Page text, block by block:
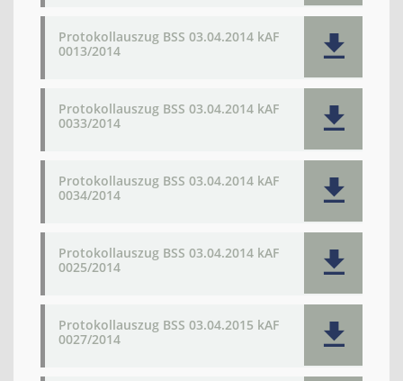
Protokollauszug BSS 03.04.2014 kAF
0013/2014
Protokollauszug BSS 03.04.2014 kAF
0033/2014
Protokollauszug BSS 03.04.2014 kAF
0034/2014
Protokollauszug BSS 03.04.2014 kAF
0025/2014
Protokollauszug BSS 03.04.2015 kAF
0027/2014